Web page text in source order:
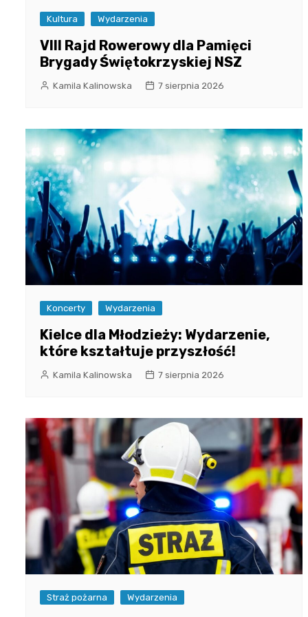
Kultura Wydarzenia
VIII Rajd Rowerowy dla Pamięci
Brygady Świętokrzyskiej NSZ
Kamila Kalinowska 7 sierpnia 2026
Koncerty Wydarzenia
Kielce dla Młodzieży: Wydarzenie,
które kształtuje przyszłość!
Kamila Kalinowska 7 sierpnia 2026
Straż pożarna Wydarzenia